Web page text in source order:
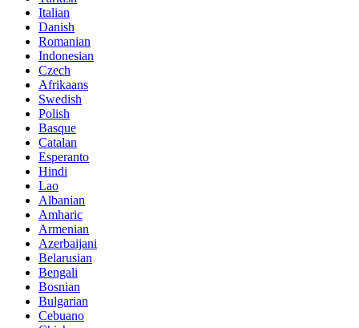
Italian
Danish
Romanian
Indonesian
Czech
Afrikaans
Swedish
Polish
Basque
Catalan
Esperanto
Hindi
Lao
Albanian
Amharic
Armenian
Azerbaijani
Belarusian
Bengali
Bosnian
Bulgarian
Cebuano